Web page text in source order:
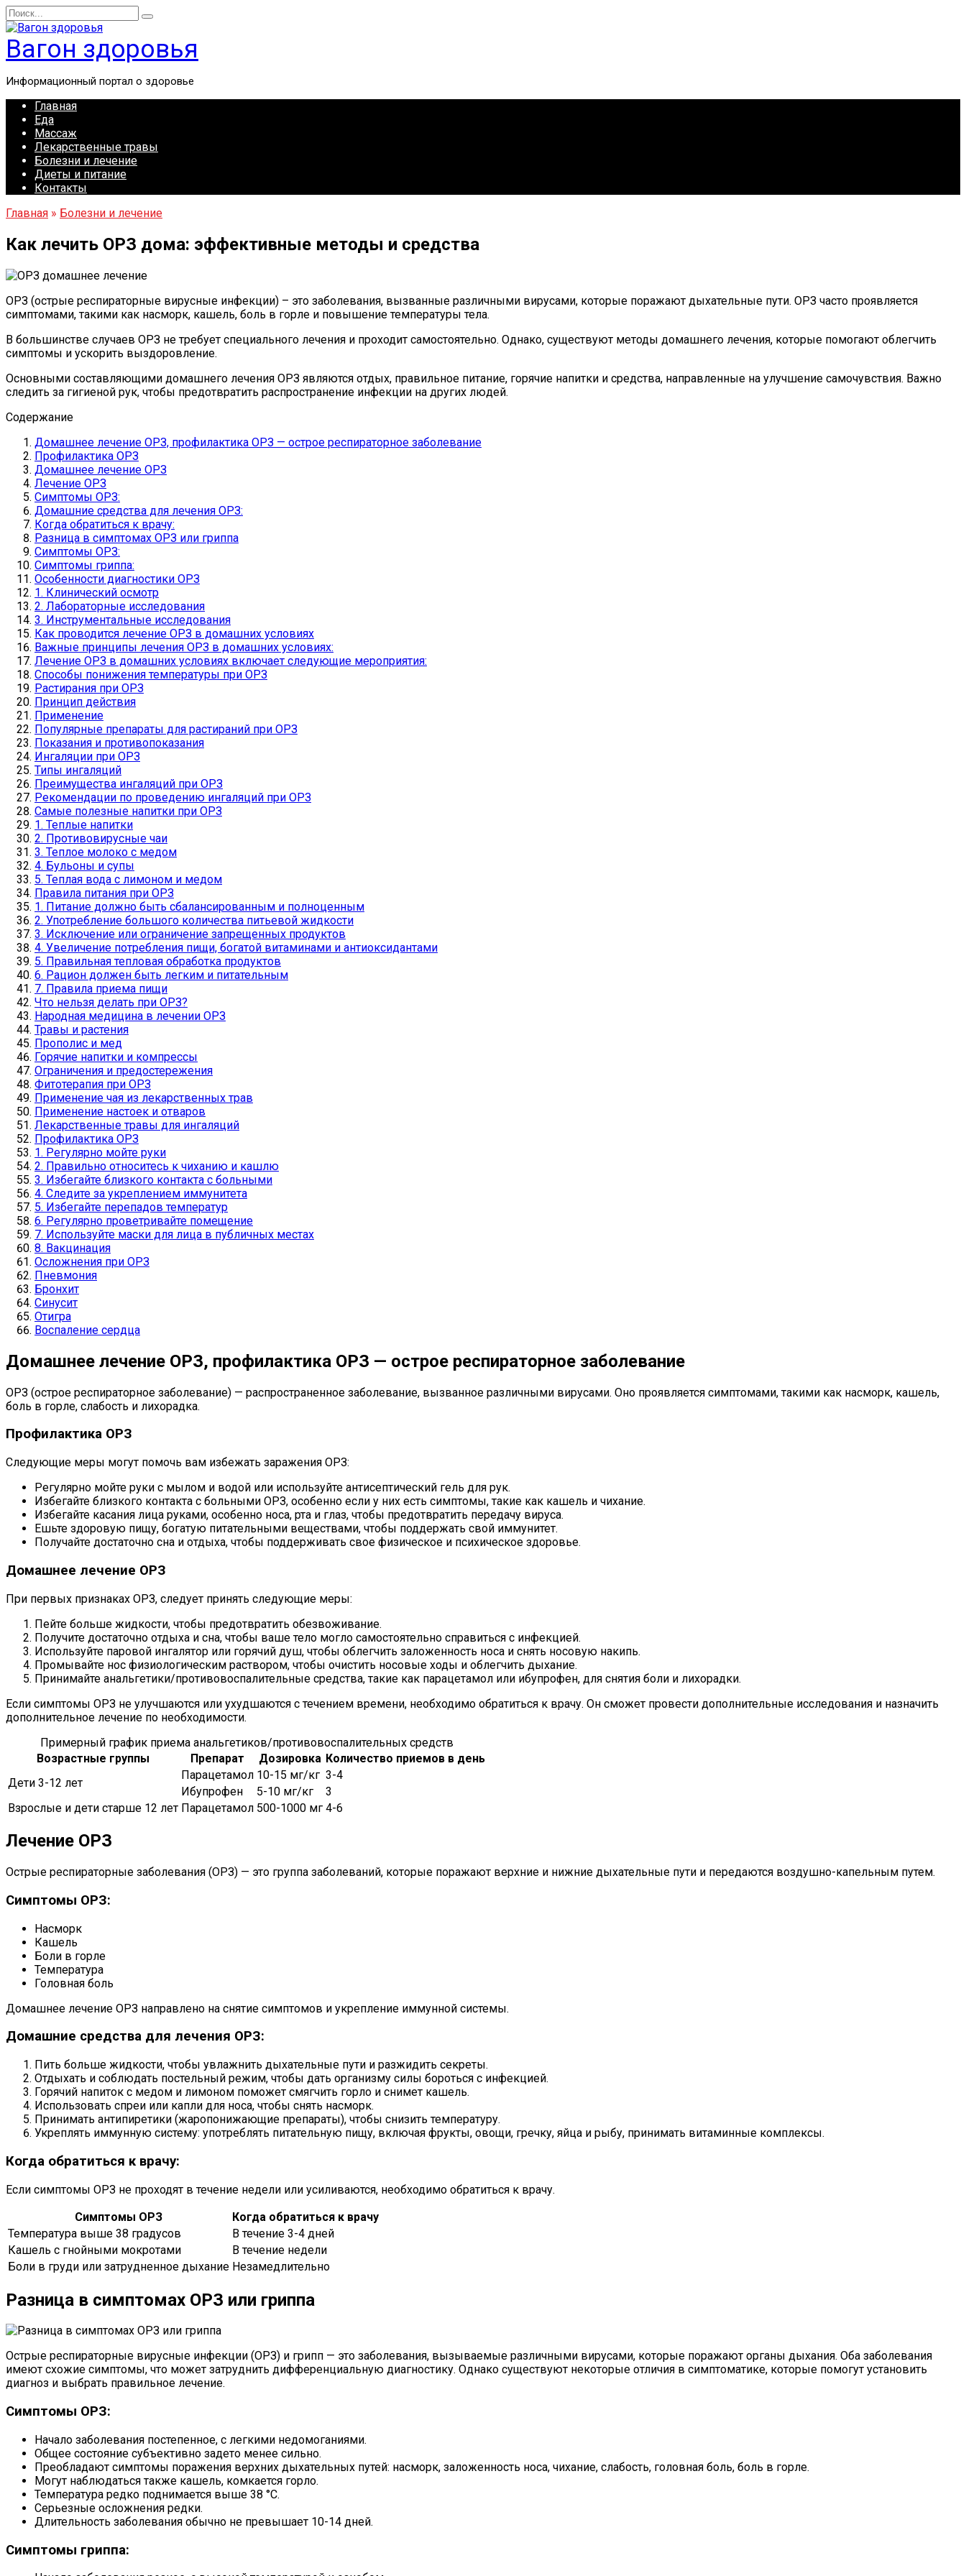
Перейти
к
содержанию
Search
for:
Вагон здоровья
Информационный портал о здоровье
Главная
Еда
Массаж
Лекарственные травы
Болезни и лечение
Диеты и питание
Контакты
Главная » Болезни и лечение
Как лечить ОРЗ дома: эффективные методы и средства
ОРЗ (острые респираторные вирусные инфекции) – это заболевания, вызванные различными вирусами, которые поражают дыхательные пути. ОРЗ часто проявляется
симптомами, такими как насморк, кашель, боль в горле и повышение температуры тела.
В большинстве случаев ОРЗ не требует специального лечения и проходит самостоятельно. Однако, существуют методы домашнего лечения, которые помогают облегчить
симптомы и ускорить выздоровление.
Основными составляющими домашнего лечения ОРЗ являются отдых, правильное питание, горячие напитки и средства, направленные на улучшение самочувствия. Важно
следить за гигиеной рук, чтобы предотвратить распространение инфекции на других людей.
Содержание
Домашнее лечение ОРЗ, профилактика ОРЗ — острое респираторное заболевание
Профилактика ОРЗ
Домашнее лечение ОРЗ
Лечение ОРЗ
Симптомы ОРЗ:
Домашние средства для лечения ОРЗ:
Когда обратиться к врачу:
Разница в симптомах ОРЗ или гриппа
Симптомы ОРЗ:
Симптомы гриппа:
Особенности диагностики ОРЗ
1. Клинический осмотр
2. Лабораторные исследования
3. Инструментальные исследования
Как проводится лечение ОРЗ в домашних условиях
Важные принципы лечения ОРЗ в домашних условиях:
Лечение ОРЗ в домашних условиях включает следующие мероприятия:
Способы понижения температуры при ОРЗ
Растирания при ОРЗ
Принцип действия
Применение
Популярные препараты для растираний при ОРЗ
Показания и противопоказания
Ингаляции при ОРЗ
Типы ингаляций
Преимущества ингаляций при ОРЗ
Рекомендации по проведению ингаляций при ОРЗ
Самые полезные напитки при ОРЗ
1. Теплые напитки
2. Противовирусные чаи
3. Теплое молоко с медом
4. Бульоны и супы
5. Теплая вода с лимоном и медом
Правила питания при ОРЗ
1. Питание должно быть сбалансированным и полноценным
2. Употребление большого количества питьевой жидкости
3. Исключение или ограничение запрещенных продуктов
4. Увеличение потребления пищи, богатой витаминами и антиоксидантами
5. Правильная тепловая обработка продуктов
6. Рацион должен быть легким и питательным
7. Правила приема пищи
Что нельзя делать при ОРЗ?
Народная медицина в лечении ОРЗ
Травы и растения
Прополис и мед
Горячие напитки и компрессы
Ограничения и предостережения
Фитотерапия при ОРЗ
Применение чая из лекарственных трав
Применение настоек и отваров
Лекарственные травы для ингаляций
Профилактика ОРЗ
1. Регулярно мойте руки
2. Правильно относитесь к чиханию и кашлю
3. Избегайте близкого контакта с больными
4. Следите за укреплением иммунитета
5. Избегайте перепадов температур
6. Регулярно проветривайте помещение
7. Используйте маски для лица в публичных местах
8. Вакцинация
Осложнения при ОРЗ
Пневмония
Бронхит
Синусит
Отигра
Воспаление сердца
Домашнее лечение ОРЗ, профилактика ОРЗ — острое респираторное заболевание
ОРЗ (острое респираторное заболевание) — распространенное заболевание, вызванное различными вирусами. Оно проявляется симптомами, такими как насморк, кашель,
боль в горле, слабость и лихорадка.
Профилактика ОРЗ
Следующие меры могут помочь вам избежать заражения ОРЗ:
Регулярно мойте руки с мылом и водой или используйте антисептический гель для рук.
Избегайте близкого контакта с больными ОРЗ, особенно если у них есть симптомы, такие как кашель и чихание.
Избегайте касания лица руками, особенно носа, рта и глаз, чтобы предотвратить передачу вируса.
Ешьте здоровую пищу, богатую питательными веществами, чтобы поддержать свой иммунитет.
Получайте достаточно сна и отдыха, чтобы поддерживать свое физическое и психическое здоровье.
Домашнее лечение ОРЗ
При первых признаках ОРЗ, следует принять следующие меры:
Пейте больше жидкости, чтобы предотвратить обезвоживание.
Получите достаточно отдыха и сна, чтобы ваше тело могло самостоятельно справиться с инфекцией.
Используйте паровой ингалятор или горячий душ, чтобы облегчить заложенность носа и снять носовую накипь.
Промывайте нос физиологическим раствором, чтобы очистить носовые ходы и облегчить дыхание.
Принимайте анальгетики/противовоспалительные средства, такие как парацетамол или ибупрофен, для снятия боли и лихорадки.
Если симптомы ОРЗ не улучшаются или ухудшаются с течением времени, необходимо обратиться к врачу. Он сможет провести дополнительные исследования и назначить
дополнительное лечение по необходимости.
Примерный график приема анальгетиков/противовоспалительных средств
Возрастные группы
Препарат Дозировка Количество приемов в день
Дети 3-12 лет
Парацетамол 10-15 мг/кг 3-4
Ибупрофен
5-10 мг/кг
3
Взрослые и дети старше 12 лет Парацетамол 500-1000 мг 4-6
Лечение ОРЗ
Острые респираторные заболевания (ОРЗ) — это группа заболеваний, которые поражают верхние и нижние дыхательные пути и передаются воздушно-капельным путем.
Симптомы ОРЗ:
Насморк
Кашель
Боли в горле
Температура
Головная боль
Домашнее лечение ОРЗ направлено на снятие симптомов и укрепление иммунной системы.
Домашние средства для лечения ОРЗ:
Пить больше жидкости, чтобы увлажнить дыхательные пути и разжидить секреты.
Отдыхать и соблюдать постельный режим, чтобы дать организму силы бороться с инфекцией.
Горячий напиток с медом и лимоном поможет смягчить горло и снимет кашель.
Использовать спреи или капли для носа, чтобы снять насморк.
Принимать антипиретики (жаропонижающие препараты), чтобы снизить температуру.
Укреплять иммунную систему: употреблять питательную пищу, включая фрукты, овощи, гречку, яйца и рыбу, принимать витаминные комплексы.
Когда обратиться к врачу:
Если симптомы ОРЗ не проходят в течение недели или усиливаются, необходимо обратиться к врачу.
Симптомы ОРЗ
Когда обратиться к врачу
Температура выше 38 градусов
В течение 3-4 дней
Кашель с гнойными мокротами
В течение недели
Боли в груди или затрудненное дыхание Незамедлительно
Разница в симптомах ОРЗ или гриппа
Острые респираторные вирусные инфекции (ОРЗ) и грипп — это заболевания, вызываемые различными вирусами, которые поражают органы дыхания. Оба заболевания
имеют схожие симптомы, что может затруднить дифференциальную диагностику. Однако существуют некоторые отличия в симптоматике, которые помогут установить
диагноз и выбрать правильное лечение.
Симптомы ОРЗ:
Начало заболевания постепенное, с легкими недомоганиями.
Общее состояние субъективно задето менее сильно.
Преобладают симптомы поражения верхних дыхательных путей: насморк, заложенность носа, чихание, слабость, головная боль, боль в горле.
Могут наблюдаться также кашель, комкается горло.
Температура редко поднимается выше 38 °C.
Серьезные осложнения редки.
Длительность заболевания обычно не превышает 10-14 дней.
Симптомы гриппа: